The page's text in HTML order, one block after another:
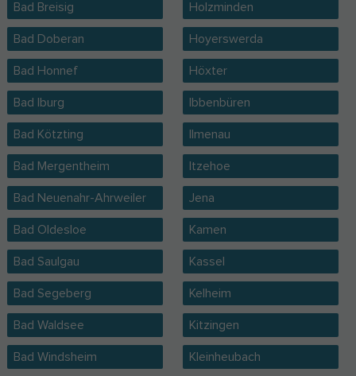
Bad Breisig
Bad Doberan
Bad Honnef
Bad Iburg
Bad Kötzting
Bad Mergentheim
Bad Neuenahr-Ahrweiler
Bad Oldesloe
Bad Saulgau
Bad Segeberg
Bad Waldsee
Bad Windsheim
Holzminden
Hoyerswerda
Höxter
Ibbenbüren
Ilmenau
Itzehoe
Jena
Kamen
Kassel
Kelheim
Kitzingen
Kleinheubach